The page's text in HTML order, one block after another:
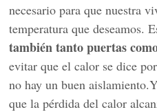
necesario para que nuestra
temperatura que deseamos.
también tanto puertas
evitar que el calor se dice
no hay un buen
que la pérdida del calor